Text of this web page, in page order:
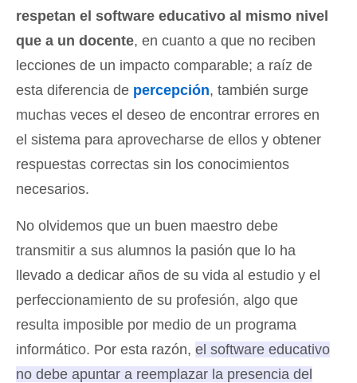
respetan el software educativo al mismo nivel
que a un docente, en cuanto a que no reciben
lecciones de un impacto comparable; a raíz de
esta diferencia de percepción, también surge
muchas veces el deseo de encontrar errores en
el sistema para aprovecharse de ellos y obtener
respuestas correctas sin los conocimientos
necesarios.
No olvidemos que un buen maestro debe
transmitir a sus alumnos la pasión que lo ha
llevado a dedicar años de su vida al estudio y el
perfeccionamiento de su profesión, algo que
resulta imposible por medio de un programa
informático. Por esta razón, el software educativo
no debe apuntar a reemplazar la presencia del